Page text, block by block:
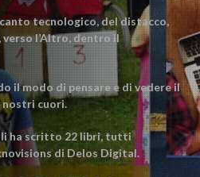
tecnologico, del distacco,
l’Altro, dentro il
il modo di pensare e di vedere il
nostri cuori.
ha scritto 22 libri, tutti
di Delos Digital.